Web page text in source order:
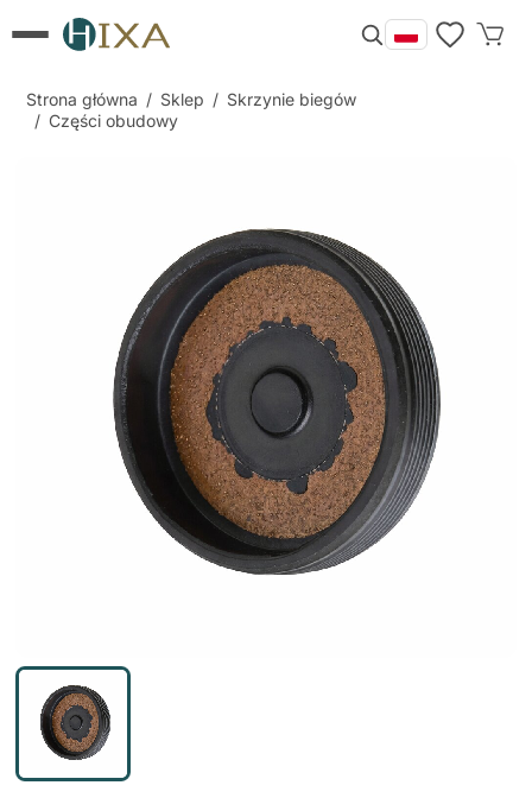
Strona główna / Sklep / Skrzynie biegów
/ Części obudowy